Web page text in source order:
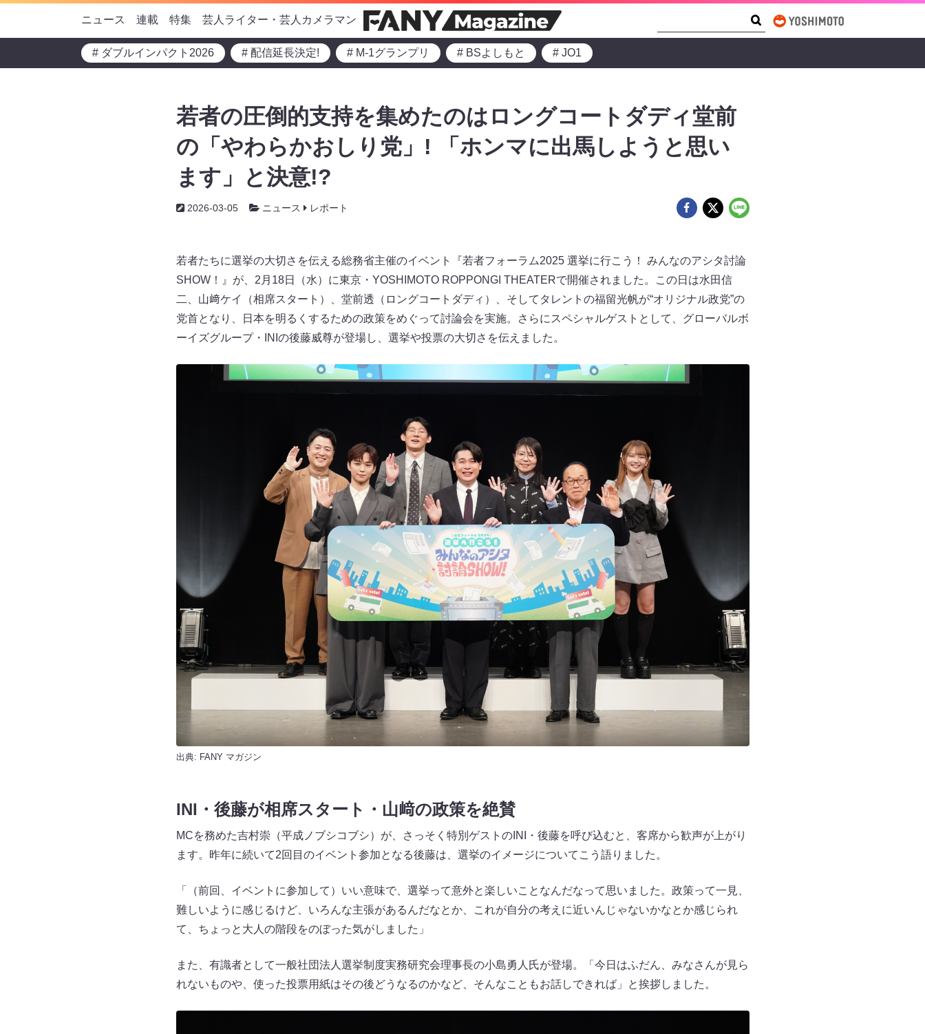
ニュース 連載 特集 芸人ライター・芸人カメラマン
# ダブルインパクト2026 # 配信延長決定! # M-1グランプリ # BSよしもと # JO1
若者の圧倒的支持を集めたのはロングコートダディ堂前
の「やわらかおしり党」! 「ホンマに出馬しようと思い
ます」と決意!?
2026-03-05 ニュース レポート
若者たちに選挙の大切さを伝える総務省主催のイベント『若者フォーラム2025 選挙に行こう！ みんなのアシタ討論
SHOW！』が、2月18日（水）に東京・YOSHIMOTO ROPPONGI THEATERで開催されました。この日は水田信
二、山﨑ケイ（相席スタート）、堂前透（ロングコートダディ）、そしてタレントの福留光帆が“オリジナル政党”の
党首となり、日本を明るくするための政策をめぐって討論会を実施。さらにスペシャルゲストとして、グローバルボ
ーイズグループ・INIの後藤威尊が登場し、選挙や投票の大切さを伝えました。
出典: FANY マガジン
INI・後藤が相席スタート・山﨑の政策を絶賛
MCを務めた吉村崇（平成ノブシコブシ）が、さっそく特別ゲストのINI・後藤を呼び込むと、客席から歓声が上がり
ます。昨年に続いて2回目のイベント参加となる後藤は、選挙のイメージについてこう語りました。
「（前回、イベントに参加して）いい意味で、選挙って意外と楽しいことなんだなって思いました。政策って一見、
難しいように感じるけど、いろんな主張があるんだなとか、これが自分の考えに近いんじゃないかなとか感じられ
て、ちょっと大人の階段をのぼった気がしました」
また、有識者として一般社団法人選挙制度実務研究会理事長の小島勇人氏が登場。「今日はふだん、みなさんが見ら
れないものや、使った投票用紙はその後どうなるのかなど、そんなこともお話しできれば」と挨拶しました。